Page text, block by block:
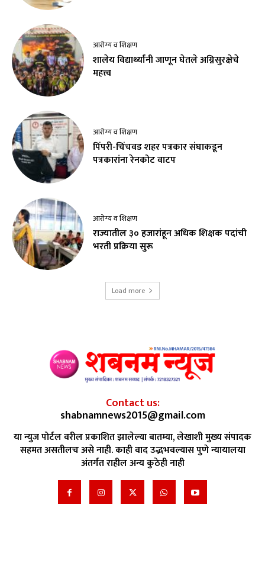
आरोग्य व शिक्षण
शालेय विद्यार्थ्यांनी जाणून घेतले अग्निसुरक्षेचे
महत्त्व
आरोग्य व शिक्षण
पिंपरी-चिंचवड शहर पत्रकार संघाकडून
पत्रकारांना रेनकोट वाटप
आरोग्य व शिक्षण
राज्यातील ३० हजारांहून अधिक शिक्षक पदांची
भरती प्रक्रिया सुरू
Load more
Contact us:
shabnamnews2015@gmail.com
या न्युज पोर्टल वरील प्रकाशित झालेल्या बातम्या, लेखाशी मुख्य संपादक
सहमत असतीलच असे नाही. काही वाद उद्भभवल्यास पुणे न्यायालया
अंतर्गत राहील अन्य कुठेही नाही